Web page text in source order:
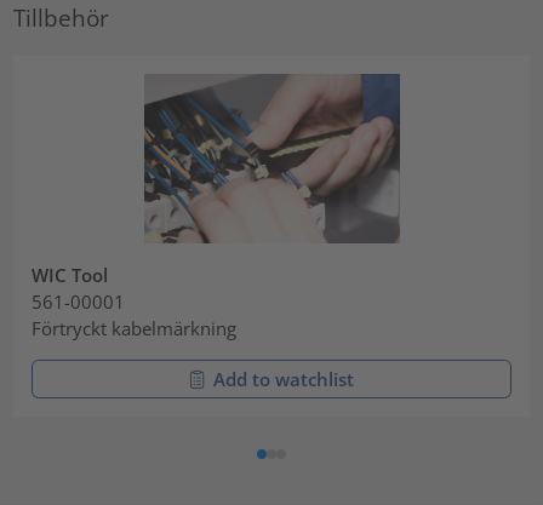
Tillbehör
WIC Tool
561-00001
Förtryckt kabelmärkning
Add to watchlist